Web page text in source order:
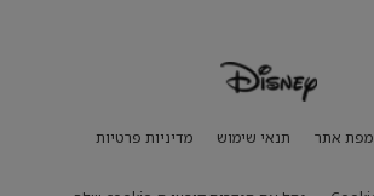
מפת אתר תנאי שימוש מדיניות פרטיות